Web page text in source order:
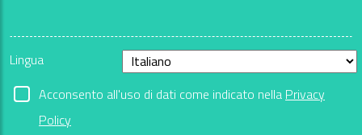
Lingua
Acconsento all'uso di dati come indicato nella Privacy
Policy